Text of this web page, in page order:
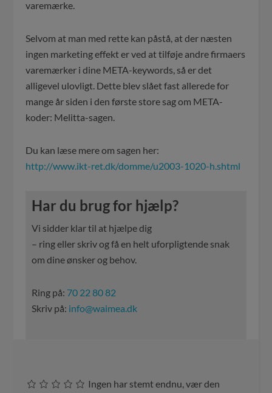
varemærke.
Selvom at man med rette kan påstå, at der næsten
ingen marketing effekt er ved at tilføje andre firmaers
varemærker i dine META-keywords, så er det
alligevel ulovligt. Dette blev slået fast allerede for
mange år siden i den første store sag om META-
koder: Melitta-sagen.
Du kan læse mere om sagen her:
http://www.ikt-ret.dk/domme/u2003-1020-h.shtml
Har du brug for hjælp?
Vi sidder klar til at hjælpe dig
– ring eller skriv og få en helt uforpligtende snak
om dine ønsker og behov.
Ring på: 70 22 80 82
Skriv på: info@waimea.dk
Ingen har stemt endnu, vær den